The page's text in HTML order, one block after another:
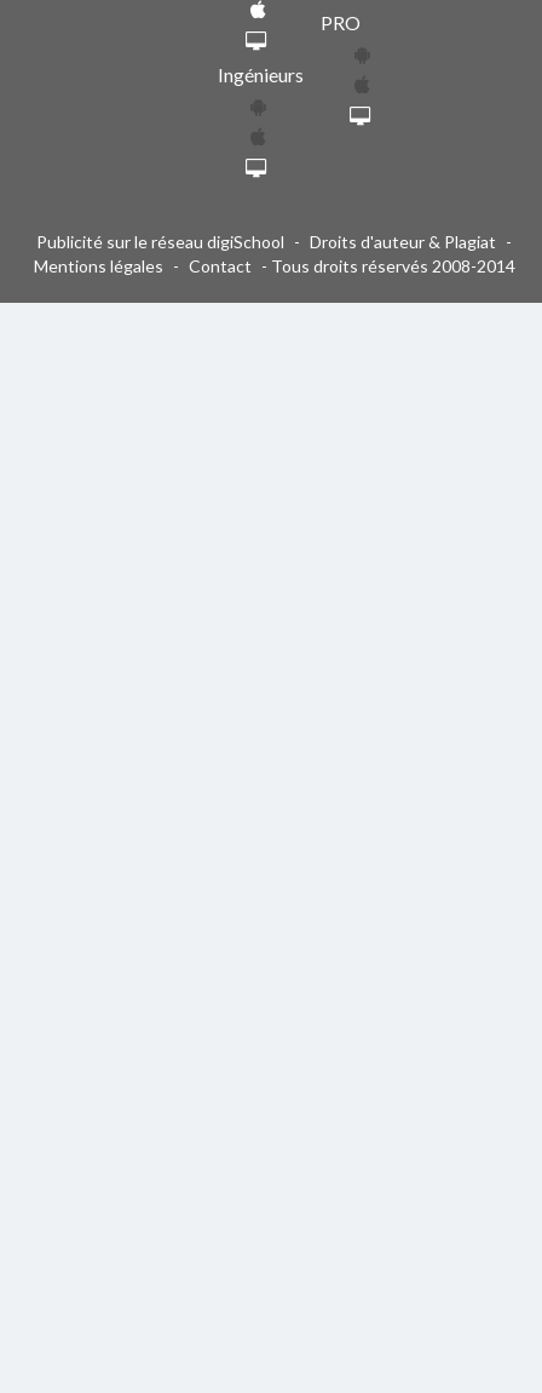
Ingénieurs
PRO
Publicité sur le réseau digiSchool - Droits d'auteur & Plagiat -
Mentions légales - Contact - Tous droits réservés 2008-2014